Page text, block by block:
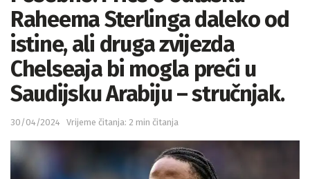
Raheema Sterlinga daleko od
istine, ali druga zvijezda
Chelseaja bi mogla preći u
Saudijsku Arabiju – stručnjak.
30/04/2024 Vrijeme čitanja: 2 min čitanja